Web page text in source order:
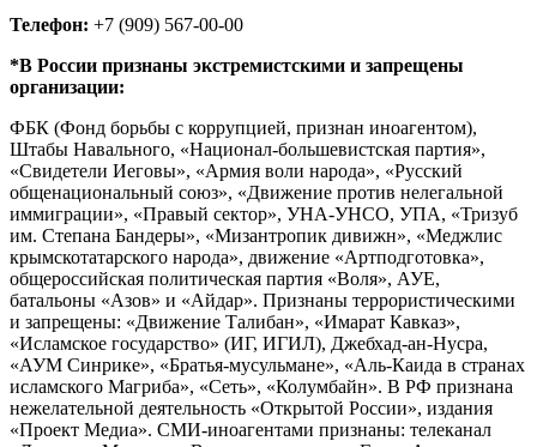
Телефон: +7 (909) 567-00-00
*В России признаны экстремистскими и запрещены
организации:
ФБК (Фонд борьбы с коррупцией, признан иноагентом),
Штабы Навального, «Национал-большевистская партия»,
«Свидетели Иеговы», «Армия воли народа», «Русский
общенациональный союз», «Движение против нелегальной
иммиграции», «Правый сектор», УНА-УНСО, УПА, «Тризуб
им. Степана Бандеры», «Мизантропик дивижн», «Меджлис
крымскотатарского народа», движение «Артподготовка»,
общероссийская политическая партия «Воля», АУЕ,
батальоны «Азов» и «Айдар». Признаны террористическими
и запрещены: «Движение Талибан», «Имарат Кавказ»,
«Исламское государство» (ИГ, ИГИЛ), Джебхад-ан-Нусра,
«АУМ Синрике», «Братья-мусульмане», «Аль-Каида в странах
исламского Магриба», «Сеть», «Колумбайн». В РФ признана
нежелательной деятельность «Открытой России», издания
«Проект Медиа». СМИ-иноагентами признаны: телеканал